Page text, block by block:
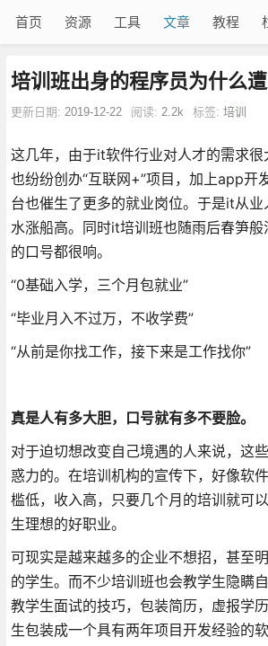
首页 资源 工具 文章 教程
培训班出身的程序员为什么
更新日期: 2019-12-22 阅读: 2.2k 标签: 培训
这几年，由于it软件行业对人才的需求很
也纷纷创办“互联网+”项目，加上app开
台也催生了更多的就业岗位。于是it从业
水涨船高。同时it培训班也随雨后春笋
的口号都很响。
“0基础入学，三个月包就业”
“毕业月入不过万，不收学费”
“从前是你找工作，接下来是工作找你”
真是人有多大胆，口号就有多不要脸。
对于迫切想改变自己境遇的人来说，这
惑力的。在培训机构的宣传下，好像软
槛低，收入高，只要几个月的培训就可
生理想的好职业。
可现实是越来越多的企业不想招，甚至
的学生。而不少培训班也会教学生隐瞒
教学生面试的技巧，包装简历，虚报学
生包装成一个具有两年项目开发经验的